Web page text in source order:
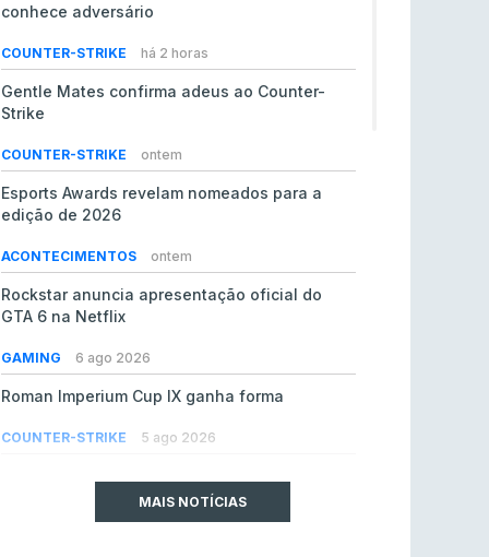
conhece adversário
COUNTER-STRIKE há 2 horas
Gentle Mates confirma adeus ao Counter-
Strike
COUNTER-STRIKE ontem
Esports Awards revelam nomeados para a
edição de 2026
ACONTECIMENTOS ontem
Rockstar anuncia apresentação oficial do
GTA 6 na Netflix
GAMING 6 ago 2026
Roman Imperium Cup IX ganha forma
COUNTER-STRIKE 5 ago 2026
milhões de dólaresMAIS NOTÍCIAS